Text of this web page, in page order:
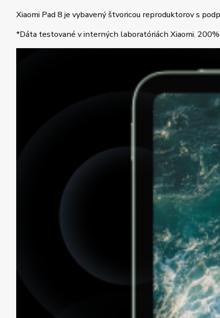
Xiaomi Pad 8 je vybavený štvoricou reproduktorov s
*Dáta testované v interných laboratóriách Xiaomi.